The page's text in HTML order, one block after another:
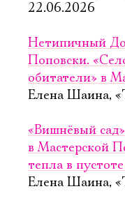
22.06.2026
Нетипичный
Поповски.
обитатели» в
Елена Шаина,
«Вишнёвый
в Мастерской
тепла в
Елена Шаина,